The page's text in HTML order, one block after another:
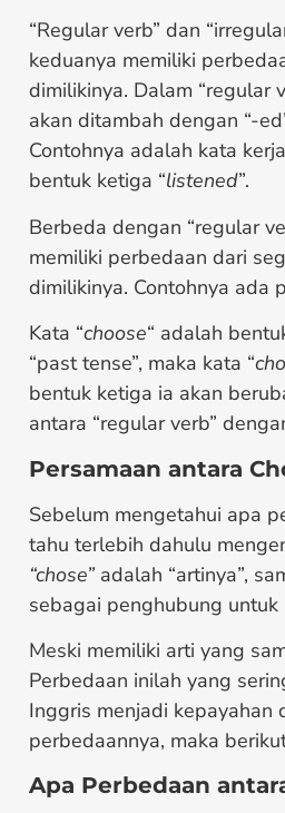
“Regular verb” dan
keduanya memiliki
dimilikinya. Dalam “regular
akan ditambah dengan “-
Contohnya adalah kata
bentuk ketiga “listened”.
Berbeda dengan “regular
memiliki perbedaan dari
dimilikinya. Contohnya ada
Kata “choose“ adalah
“past tense”, maka kata “
bentuk ketiga ia akan
antara “regular verb”
Persamaan antara
Sebelum mengetahui apa
tahu terlebih dahulu
“chose”adalah “artinya”,
sebagai penghubung untuk
Meski memiliki arti yang
Perbedaan inilah yang
Inggris menjadi kepayahan
perbedaannya, maka
Apa Perbedaan